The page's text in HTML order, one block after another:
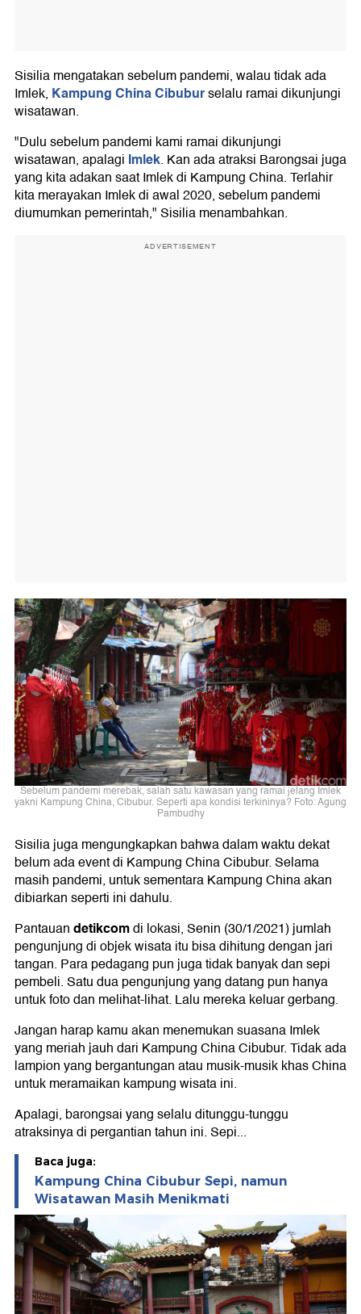
Sisilia mengatakan sebelum pandemi, walau tidak ada
Imlek, Kampung China Cibuburselalu ramai dikunjungi
wisatawan.
"Dulu sebelum pandemi kami ramai dikunjungi
wisatawan, apalagi Imlek. Kan ada atraksi Barongsai juga
yang kita adakan saat Imlek di Kampung China. Terlahir
kita merayakan Imlek di awal 2020, sebelum pandemi
diumumkan pemerintah," Sisilia menambahkan.
ADVERTISEMENT
Sebelum pandemi merebak, salah satu kawasan yang ramai jelang Imlek
yakni Kampung China, Cibubur. Seperti apa kondisi terkininya? Foto: Agung
Pambudhy
Sisilia juga mengungkapkan bahwa dalam waktu dekat
belum ada event di Kampung China Cibubur. Selama
masih pandemi, untuk sementara Kampung China akan
dibiarkan seperti ini dahulu.
Pantauandetikcomdi lokasi, Senin (30/1/2021) jumlah
pengunjung di objek wisata itu bisa dihitung dengan jari
tangan. Para pedagang pun juga tidak banyak dan sepi
pembeli. Satu dua pengunjung yang datang pun hanya
untuk foto dan melihat-lihat. Lalu mereka keluar gerbang.
Jangan harap kamu akan menemukan suasana Imlek
yang meriah jauh dari Kampung China Cibubur. Tidak ada
lampion yang bergantungan atau musik-musik khas China
untuk meramaikan kampung wisata ini.
Apalagi, barongsai yang selalu ditunggu-tunggu
atraksinya di pergantian tahun ini. Sepi...
Baca juga:
Kampung China Cibubur Sepi, namun
Wisatawan Masih Menikmati